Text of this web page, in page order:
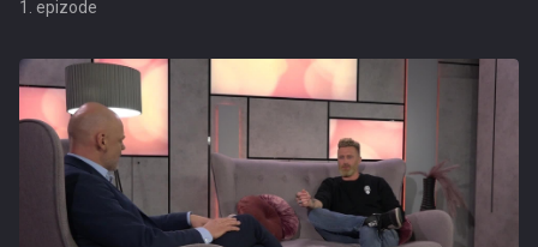
1. epizode